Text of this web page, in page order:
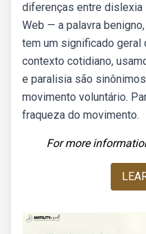
diferenças entre dislexia
Web — a palavra
tem um significado geral
contexto cotidiano,
e paralisia são
movimento voluntário.
fraqueza do movimento.
For more